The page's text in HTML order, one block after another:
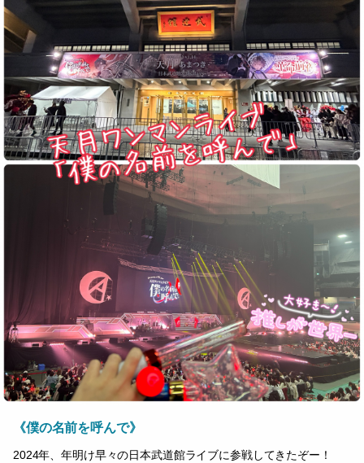
《僕の名前を呼んで》
2024年、年明け早々の日本武道館ライブに参戦してきたぞー！